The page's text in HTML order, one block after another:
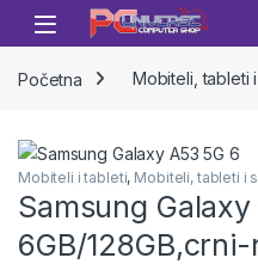
Skip to navigation
Skip to content
Open
Početna Mobiteli, tableti
Mobiteli i tableti, Mobiteli, tableti i
Samsung Galaxy
6GB/